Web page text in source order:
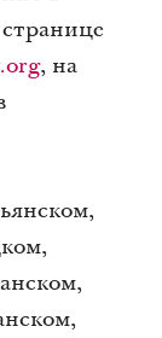
, на